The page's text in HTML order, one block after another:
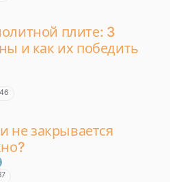
плите: 3
и как их победить
не закрывается